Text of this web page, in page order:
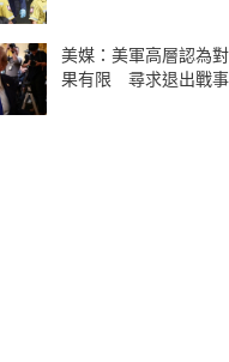
美媒：美軍高層認為
果有限 尋求退出戰